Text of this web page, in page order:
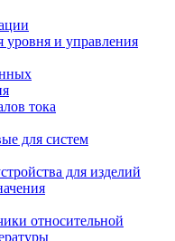
и управления
тока
для систем
для изделий
относительной